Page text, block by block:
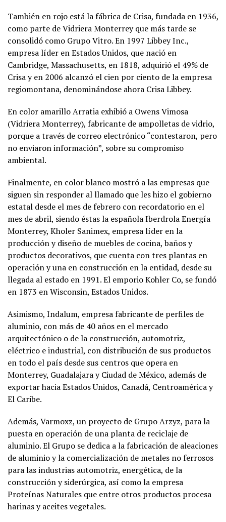
También en rojo está la fábrica de Crisa, fundada en 1936,
como parte de Vidriera Monterrey que más tarde se
consolidó como Grupo Vitro. En 1997 Libbey Inc.,
empresa líder en Estados Unidos, que nació en
Cambridge, Massachusetts, en 1818, adquirió el 49% de
Crisa y en 2006 alcanzó el cien por ciento de la empresa
regiomontana, denominándose ahora Crisa Libbey.
En color amarillo Arratia exhibió a Owens Vimosa
(Vidriera Monterrey), fabricante de ampolletas de vidrio,
porque a través de correo electrónico “contestaron, pero
no enviaron información”, sobre su compromiso
ambiental.
Finalmente, en color blanco mostró a las empresas que
siguen sin responder al llamado que les hizo el gobierno
estatal desde el mes de febrero con recordatorio en el
mes de abril, siendo éstas la española Iberdrola Energía
Monterrey, Kholer Sanimex, empresa líder en la
producción y diseño de muebles de cocina, baños y
productos decorativos, que cuenta con tres plantas en
operación y una en construcción en la entidad, desde su
llegada al estado en 1991. El emporio Kohler Co, se fundó
en 1873 en Wisconsin, Estados Unidos.
Asimismo, Indalum, empresa fabricante de perfiles de
aluminio, con más de 40 años en el mercado
arquitectónico o de la construcción, automotriz,
eléctrico e industrial, con distribución de sus productos
en todo el país desde sus centros que opera en
Monterrey, Guadalajara y Ciudad de México, además de
exportar hacia Estados Unidos, Canadá, Centroamérica y
El Caribe.
Además, Varmoxz, un proyecto de Grupo Arzyz, para la
puesta en operación de una planta de reciclaje de
aluminio. El Grupo se dedica a la fabricación de aleaciones
de aluminio y la comercialización de metales no ferrosos
para las industrias automotriz, energética, de la
construcción y siderúrgica, así como la empresa
Proteínas Naturales que entre otros productos procesa
harinas y aceites vegetales.